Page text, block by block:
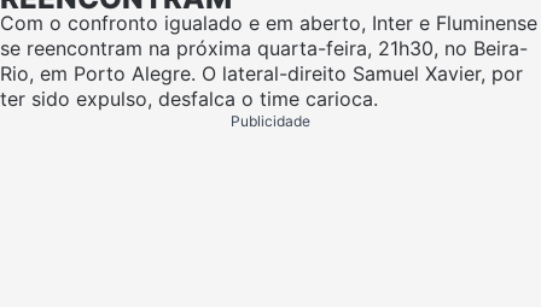
Com o confronto igualado e em aberto, Inter e Fluminense
se reencontram na próxima quarta-feira, 21h30, no Beira-
Rio, em Porto Alegre. O lateral-direito Samuel Xavier, por
ter sido expulso, desfalca o time carioca.
Publicidade